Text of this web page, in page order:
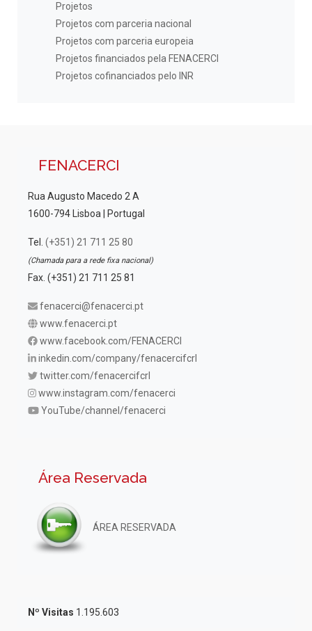
Projetos
Projetos com parceria nacional
Projetos com parceria europeia
Projetos financiados pela FENACERCI
Projetos cofinanciados pelo INR
FENACERCI
Rua Augusto Macedo 2 A
1600-794 Lisboa | Portugal
Tel. (+351) 21 711 25 80
(Chamada para a rede fixa nacional)
Fax. (+351) 21 711 25 81
fenacerci@fenacerci.pt
www.fenacerci.pt
www.facebook.com/FENACERCI
inkedin.com/company/fenacercifcrl
twitter.com/fenacercifcrl
www.instagram.com/fenacerci
YouTube/channel/fenacerci
Área Reservada
ÁREA RESERVADA
Nº Visitas 1.195.603